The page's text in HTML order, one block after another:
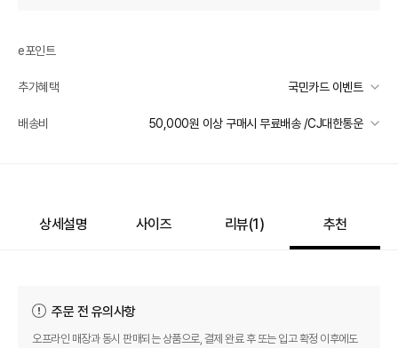
장바구니 쿠폰 - 10,000
[썸머 피날레] 바바패션 - 10,000
e포인트
추가혜택 국민카드 이벤트
국민카드 이벤트
배송비 50,000원 이상 구매시 무료배송 /CJ대한통운
제주 도서산간 지역
추가 배송비 책정
상세설명 사이즈 리뷰(1) 추천
주문 전 유의사항
오프라인 매장과 동시 판매되는 상품으로, 결제 완료 후 또는 입고 확정 이후에도